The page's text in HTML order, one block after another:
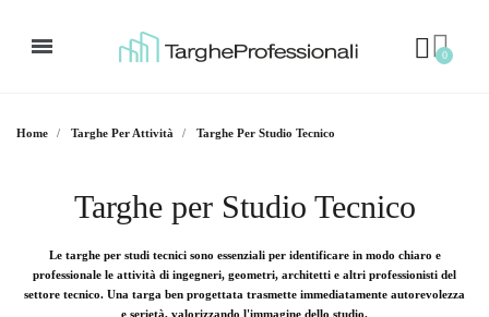
Home Targhe Per Attività Targhe Per Studio Tecnico
Targhe per Studio Tecnico
Le targhe per studi tecnici sono essenziali per identificare in modo chiaro e
professionale le attività di ingegneri, geometri, architetti e altri professionisti del
settore tecnico. Una targa ben progettata trasmette immediatamente autorevolezza
e serietà, valorizzando l'immagine dello studio.